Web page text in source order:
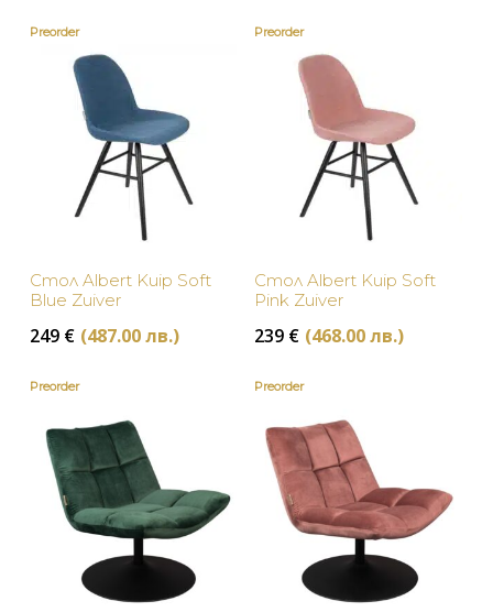
Preorder
Стол Albert Kuip Soft
Blue Zuiver
249 € (487.00 лв.)
Preorder
Стол Albert Kuip Soft
Pink Zuiver
239 € (468.00 лв.)
Preorder Preorder